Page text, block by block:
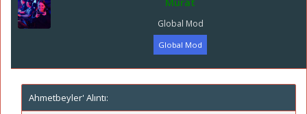
Murat
Global Mod
Global Mod
Ahmetbeyler' Alıntı: